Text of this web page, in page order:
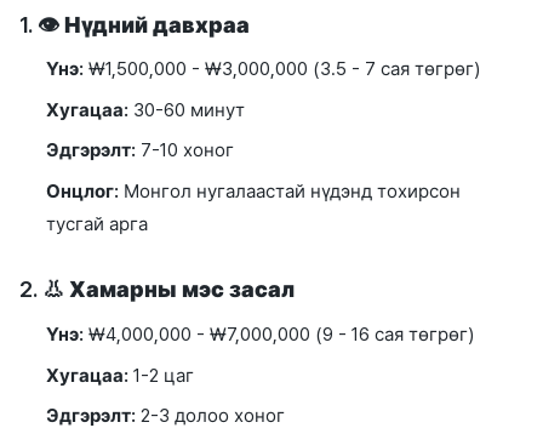
1. 👁️Нүдний давхраа
Үнэ: ₩1,500,000 - ₩3,000,000 (3.5 - 7 сая төгрөг)
Хугацаа: 30-60 минут
Эдгэрэлт: 7-10 хоног
Онцлог: Монгол нугалаастай нүдэнд тохирсон
тусгай арга
2. 👃 Хамарны мэс засал
Үнэ: ₩4,000,000 - ₩7,000,000 (9 - 16 сая төгрөг)
Хугацаа: 1-2 цаг
Эдгэрэлт: 2-3 долоо хоног